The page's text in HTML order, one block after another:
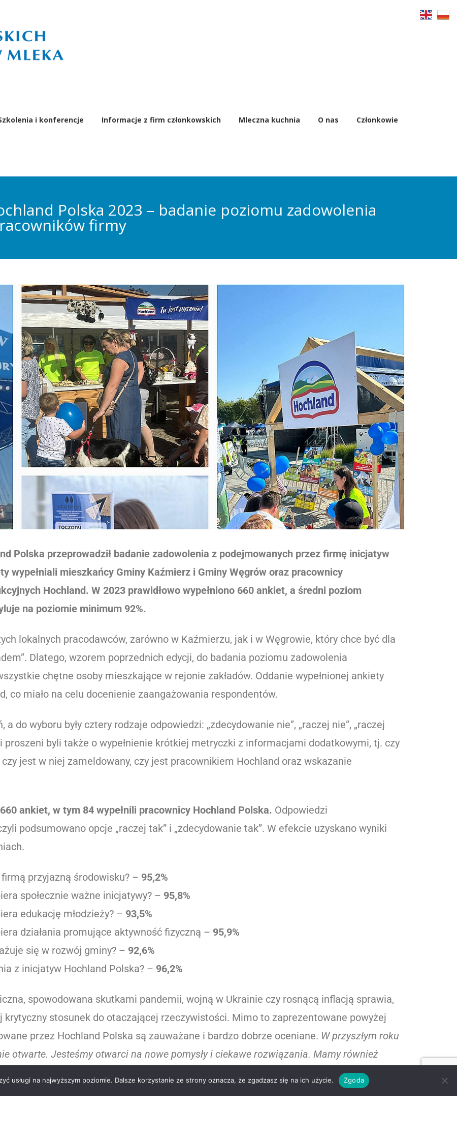
i konferencje Informacje z firm członkowskich Mleczna kuchnia O nas Członkowie
Polska 2023 – badanie poziomu zadowolenia
firmy
Polska przeprowadził badanie zadowolenia z podejmowanych przez firmę inicjatyw
wypełniali mieszkańcy Gminy Kaźmierz i Gminy Węgrów oraz pracownicy
Hochland. W 2023 prawidłowo wypełniono 660 ankiet, a średni poziom
na poziomie minimum 92%.
lokalnych pracodawców, zarówno w Kaźmierzu, jak i w Węgrowie, który chce być dla
Dlatego, wzorem poprzednich edycji, do badania poziomu zadowolenia
chętne osoby mieszkające w rejonie zakładów. Oddanie wypełnionej ankiety
co miało na celu docenienie zaangażowania respondentów.
do wyboru były cztery rodzaje odpowiedzi: „zdecydowanie nie”, „raczej nie”, „raczej
proszeni byli także o wypełnienie krótkiej metryczki z informacjami dodatkowymi, tj. czy
jest w niej zameldowany, czy jest pracownikiem Hochland oraz wskazanie
ankiet, w tym 84 wypełnili pracownicy Hochland Polska. Odpowiedzi
podsumowano opcje „raczej tak” i „zdecydowanie tak”. W efekcie uzyskano wyniki
przyjazną środowisku? – 95,2%
społecznie ważne inicjatywy? – 95,8%
edukację młodzieży? – 93,5%
działania promujące aktywność fizyczną – 95,9%
się w rozwój gminy? – 92,6%
z inicjatyw Hochland Polska? – 96,2%
spowodowana skutkami pandemii, wojną w Ukrainie czy rosnącą inflacją sprawia,
krytyczny stosunek do otaczającej rzeczywistości. Mimo to zaprezentowane powyżej
przez Hochland Polska są zauważane i bardzo dobrze oceniane. W przyszłym roku
otwarte. Jesteśmy otwarci na nowe pomysły i ciekawe rozwiązania. Mamy również
– mówi Jacek
usługi na najwyższym poziomie. Dalsze korzystanie ze strony oznacza, że zgadzasz się na ich użycie. Zgoda